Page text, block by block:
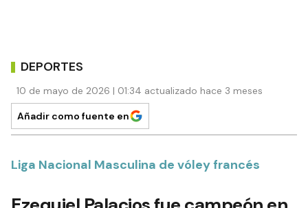
DEPORTES
10 de mayo de 2026 | 01:34 actualizado hace 3 meses
Añadir como fuente en
Liga Nacional Masculina de vóley francés